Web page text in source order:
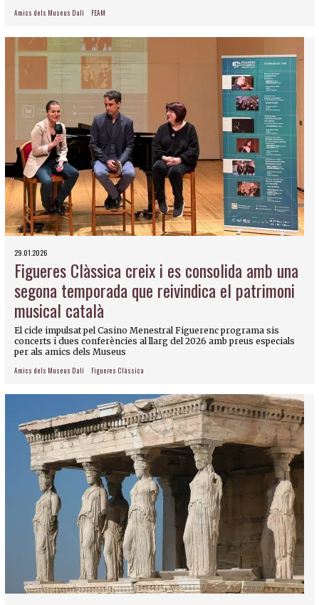
Amics dels Museus Dalí FEAM
29.01.2026
Figueres Clàssica creix i es consolida amb una
segona temporada que reivindica el patrimoni
musical català
El cicle impulsat pel Casino Menestral Figuerenc programa sis
concerts i dues conferències al llarg del 2026 amb preus especials
per als amics dels Museus
Amics dels Museus Dalí Figueres Clàssica